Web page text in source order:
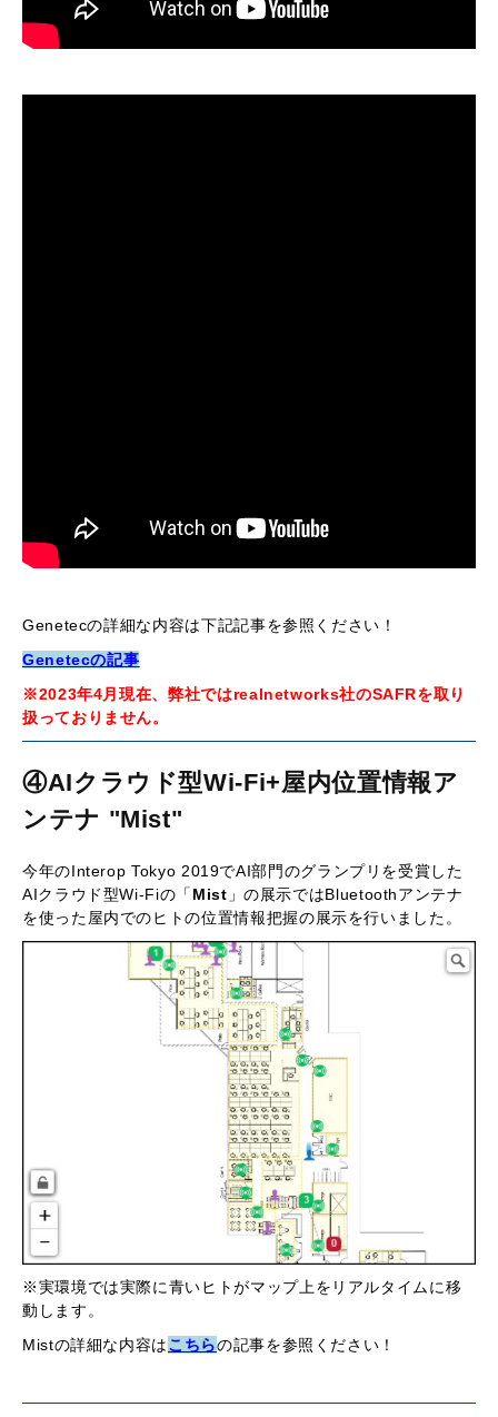
Genetecの詳細な内容は下記記事を参照ください！
Genetecの記事
※2023年4月現在、弊社ではrealnetworks社のSAFRを取り
扱っておりません。
④AIクラウド型Wi-Fi+屋内位置情報ア
ンテナ "Mist"
今年のInterop Tokyo 2019でAI部門のグランプリを受賞した
AIクラウド型Wi-Fiの「 Mist 」の展示ではBluetoothアンテナ
を使った屋内でのヒトの位置情報把握の展示を行いました。
※実環境では実際に青いヒトがマップ上をリアルタイムに移
動します。
Mistの詳細な内容はこちらの記事を参照ください！